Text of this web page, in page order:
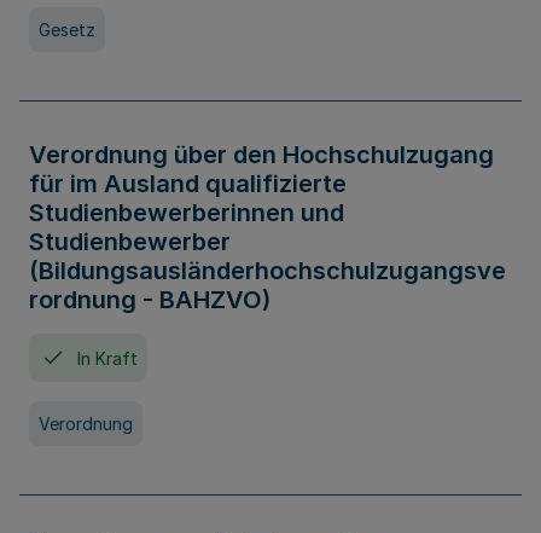
Gesetz
Verordnung über den Hochschulzugang
für im Ausland qualifizierte
Studienbewerberinnen und
Studienbewerber
(Bildungsausländerhochschulzugangsve
rordnung - BAHZVO)
In Kraft
Verordnung